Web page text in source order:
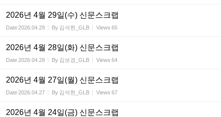
2026년 4월 29일(수) 신문스크랩
Date2026.04.29 By 김석현_GLB Views 65
2026년 4월 28일(화) 신문스크랩
Date2026.04.28 By 김보경_GLB Views 64
2026년 4월 27일(월) 신문스크랩
Date2026.04.27 By 김석현_GLB Views 67
2026년 4월 24일(금) 신문스크랩